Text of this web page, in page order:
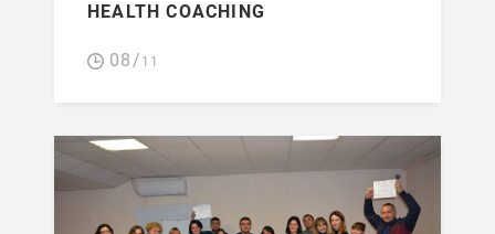
HEALTH COACHING
08/ 11